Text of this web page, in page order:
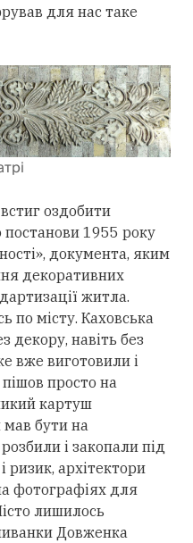
для нас таке
оздобити
1955 року
документа, яким
декоративних
житла.
по місту. Каховська
декору, навіть без
вже виготовили і
просто на
картуш
бути на
і закопали під
ризик, архітектори
фотографіях для
лишилось
Довженка